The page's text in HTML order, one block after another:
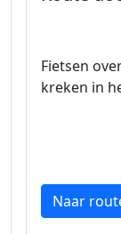
Fietsen
kreken in
Naar